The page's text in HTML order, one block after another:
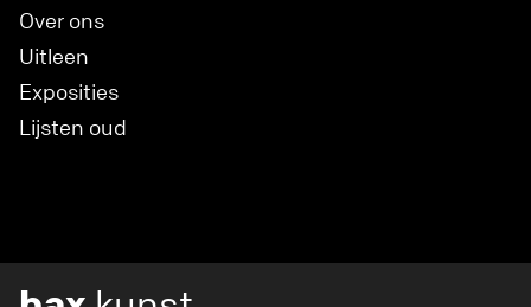
Over ons
Uitleen
Exposities
Lijsten oud